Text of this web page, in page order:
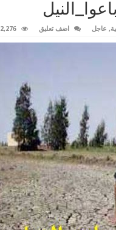
, عاجل اضف تعليق 2,276 زيارة